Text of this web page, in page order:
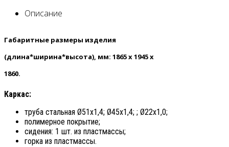
Описание
Габаритные размеры изделия
(длина*ширина*высота), мм: 1865 x 1945 x
1860.
Каркас:
труба стальная Ø51х1,4; Ø45х1,4; ; Ø22х1,0;
полимерное покрытие;
сидения: 1 шт. из пластмассы;
горка из пластмассы.